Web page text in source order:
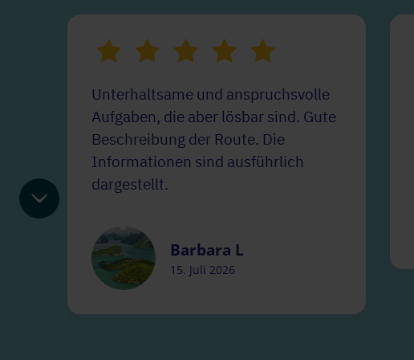
Unterhaltsame und anspruchsvolle
Aufgaben, die aber lösbar sind. Gute
Beschreibung der Route. Die
Informationen sind ausführlich
dargestellt.
Barbara L
15. Juli 2026